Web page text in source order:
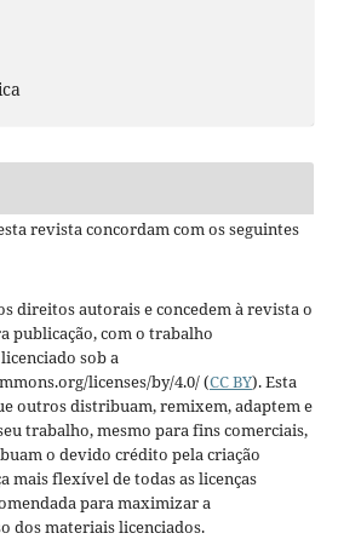
revista concordam com os seguintes
direitos autorais e concedem à revista o
publicação, com o trabalho
sob a
licenses/by/4.0/ (CC BY). Esta
outros distribuam, remixem, adaptem e
trabalho, mesmo para fins comerciais,
o devido crédito pela criação
mais flexível de todas as licenças
para maximizar a
dos materiais licenciados.